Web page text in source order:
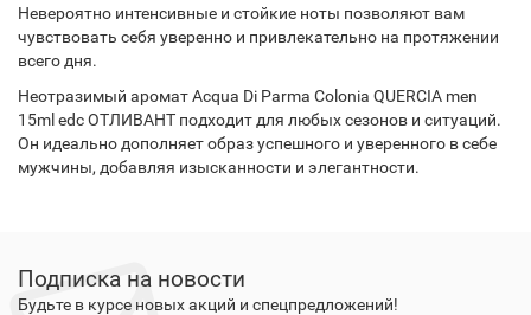
Невероятно интенсивные и стойкие ноты позволяют вам
чувствовать себя уверенно и привлекательно на протяжении
всего дня.
Неотразимый аромат Acqua Di Parma Colonia QUERCIA men
15ml edc ОТЛИВАНТ подходит для любых сезонов и ситуаций.
Он идеально дополняет образ успешного и уверенного в себе
мужчины, добавляя изысканности и элегантности.
Подписка на новости
Будьте в курсе новых акций и спецпредложений!